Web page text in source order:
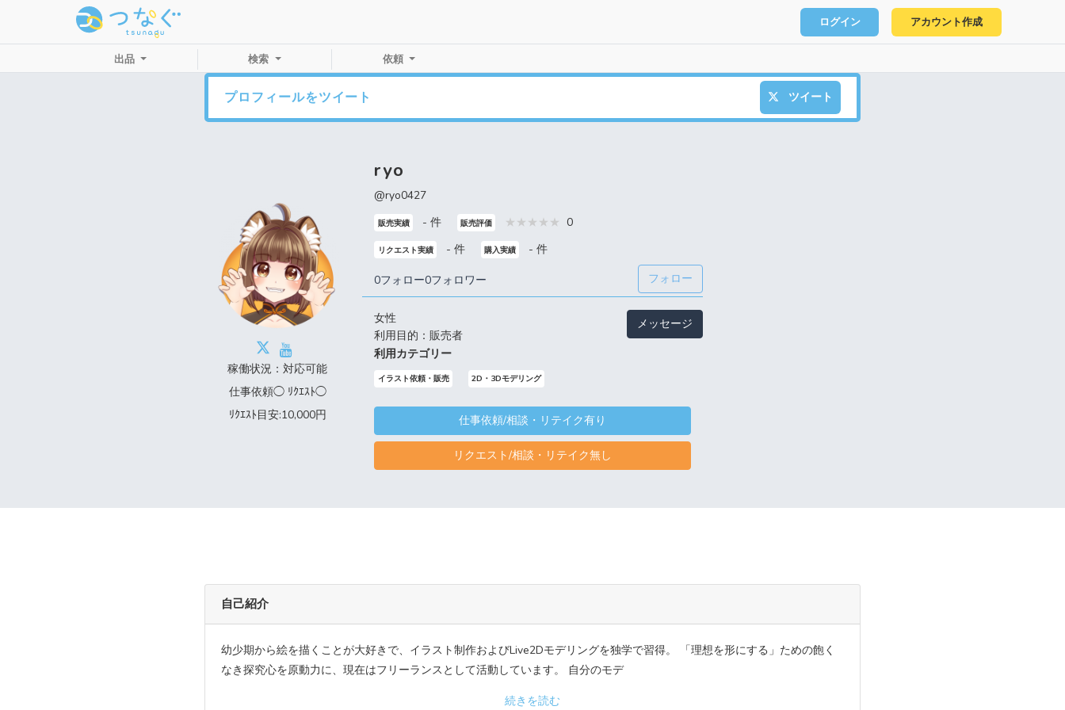
ログイン アカウント作成
出品 検索 依頼
プロフィールをツイート ツイート
稼働状況：対応可能
仕事依頼◯ ﾘｸｴｽﾄ◯
ﾘｸｴｽﾄ目安:10,000円
ryo
@ryo0427
販売実績 - 件 販売評価 0
リクエスト実績 - 件 購入実績 - 件
0フォロー0フォロワー フォロー
女性
利用目的：販売者
メッセージ
利用カテゴリー
イラスト依頼・販売 2D・3Dモデリング
仕事依頼/相談・リテイク有り
リクエスト/相談・リテイク無し
自己紹介
幼少期から絵を描くことが大好きで、イラスト制作およびLive2Dモデリングを独学で習得。 「理想を形にする」ための飽く
なき探究心を原動力に、現在はフリーランスとして活動しています。 自分のモデ
続きを読む